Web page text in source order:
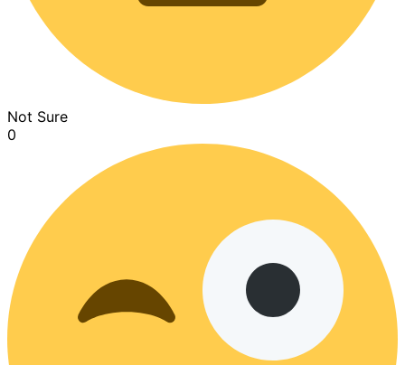
Not Sure
0